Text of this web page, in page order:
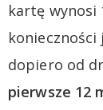
kartę wynosi
dopiero od
pierwsze 12